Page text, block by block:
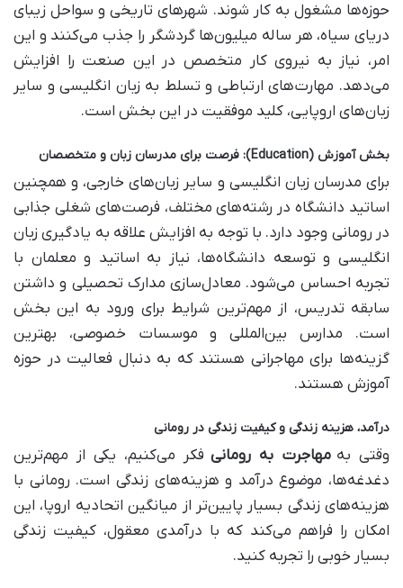
حوزه‌ها مشغول به کار شوند. شهرهای تاریخی و سواحل زیبای
دریای سیاه، هر ساله میلیون‌ها گردشگر را جذب می‌کنند و این
امر، نیاز به نیروی کار متخصص در این صنعت را افزایش
می‌دهد. مهارت‌های ارتباطی و تسلط به زبان انگلیسی و سایر
زبان‌های اروپایی، کلید موفقیت در این بخش است.
بخش آموزش (Education): فرصت برای مدرسان زبان و متخصصان
برای مدرسان زبان انگلیسی و سایر زبان‌های خارجی، و همچنین
اساتید دانشگاه در رشته‌های مختلف، فرصت‌های شغلی جذابی
در رومانی وجود دارد. با توجه به افزایش علاقه به یادگیری زبان
انگلیسی و توسعه دانشگاه‌ها، نیاز به اساتید و معلمان با
تجربه احساس می‌شود. معادل‌سازی مدارک تحصیلی و داشتن
سابقه تدریس، از مهم‌ترین شرایط برای ورود به این بخش
است. مدارس بین‌المللی و موسسات خصوصی، بهترین
گزینه‌ها برای مهاجرانی هستند که به دنبال فعالیت در حوزه
آموزش هستند.
درآمد، هزینه زندگی و کیفیت زندگی در رومانی
وقتی به مهاجرت به رومانی فکر می‌کنیم، یکی از مهم‌ترین
دغدغه‌ها، موضوع درآمد و هزینه‌های زندگی است. رومانی با
هزینه‌های زندگی بسیار پایین‌تر از میانگین اتحادیه اروپا، این
امکان را فراهم می‌کند که با درآمدی معقول، کیفیت زندگی
بسیار خوبی را تجربه کنید.